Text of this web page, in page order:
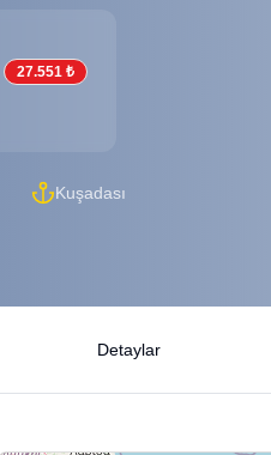
27.551 ₺
Kuşadası
Detaylar